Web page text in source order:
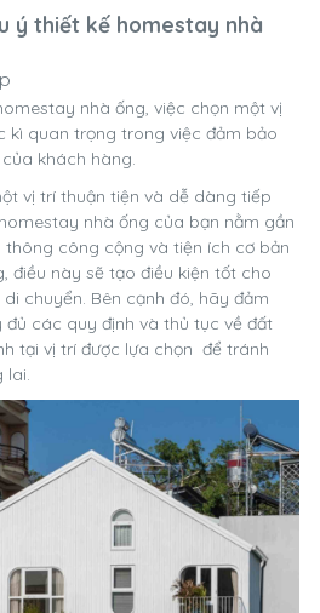
ý thiết kế homestay nhà
nhà ống, việc chọn một vị
kì quan trọng trong việc đảm bảo
khách hàng.
vị trí thuận tiện và dễ dàng tiếp
nhà ống của bạn nằm gần
công cộng và tiện ích cơ bản
điều này sẽ tạo điều kiện tốt cho
chuyển. Bên cạnh đó, hãy đảm
các quy định và thủ tục về đất
tại vị trí được lựa chọn để tránh